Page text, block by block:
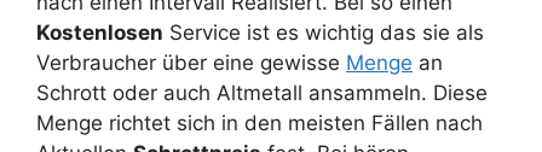
Kostenlosen Service ist es wichtig das sie als
Verbraucher über eine gewisse Menge an
Schrott oder auch Altmetall ansammeln. Diese
Menge richtet sich in den meisten Fällen nach